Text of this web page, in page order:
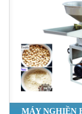
MÁY NGHIỀN